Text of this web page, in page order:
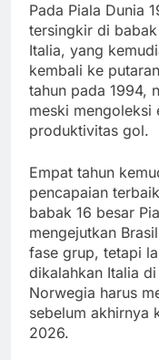
Pada Piala Dunia
tersingkir di
Italia, yang
kembali ke
tahun pada 1994,
meski mengoleksi
produktivitas gol.
Empat tahun
pencapaian
babak 16 besar
mengejutkan
fase grup, tetapi
dikalahkan Italia
Norwegia harus
sebelum akhirnya
2026.